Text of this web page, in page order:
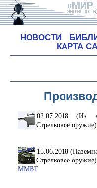
НОВОСТИ
КАРТА
02.07.2018 (Из
Стрелковое оружие)
15.06.2018
Стрелковое
MMBT